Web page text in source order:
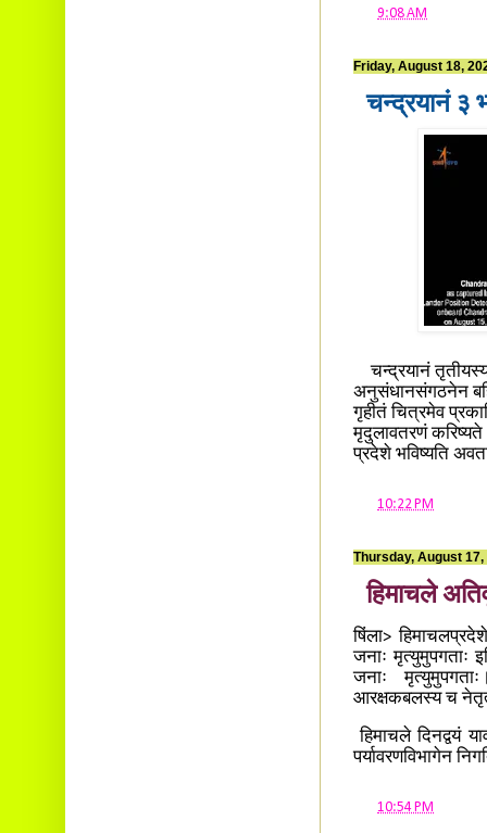
9:08 AM
Friday, August 18,
चन्द्रयानं
चन्द्रयानं तृतीयस्य
अनुसंधानसंगठनेन
गृहीतं चित्रमेव
मृदुलावतरणं
प्रदेशे भविष्यति
10:22 PM
Thursday, August 17,
हिमाचले
षिंला>
जनाः मृत्युमुपगताः
जनाः मृत्युमुपगताः।
आरक्षकबलस्य च
हिमाचले दिनद्वयं
पर्यावरणविभागेन
10:54 PM